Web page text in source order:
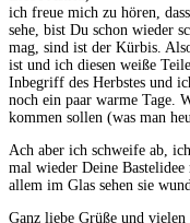
ich freue mich zu hören,
sehe, bist Du schon wieder
mag, sind ist der Kürbis.
ist und ich diesen weiße
Inbegriff des Herbstes und
noch ein paar warme Tage.
kommen sollen (was man
Ach aber ich schweife ab,
mal wieder Deine
allem im Glas sehen sie
Ganz liebe Grüße und